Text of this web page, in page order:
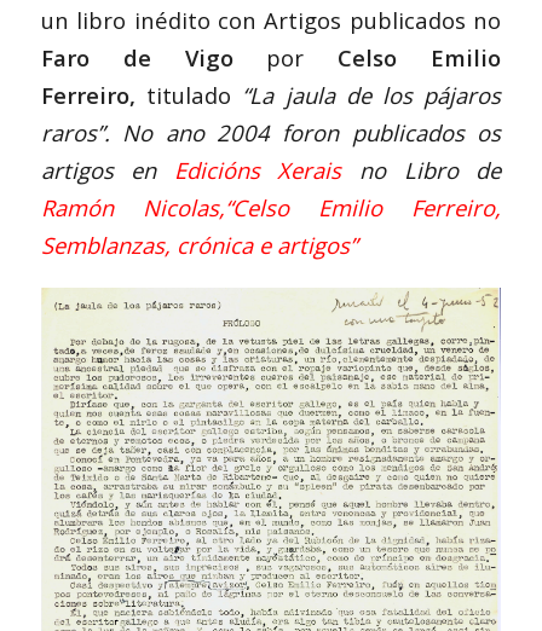
un libro inédito con Artigos publicados no
Faro de Vigopor Celso Emilio
Ferreiro, titulado “La jaula de los pájaros
raros”. No ano 2004 foron publicados os
artigos en Edicións Xeraisno Libro de
Ramón Nicolas,“Celso Emilio Ferreiro,
Semblanzas, crónica e artigos”